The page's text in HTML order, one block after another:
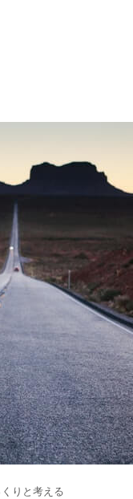
りと考える